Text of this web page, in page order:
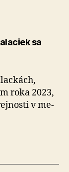
sa
roka 2023,
v me­